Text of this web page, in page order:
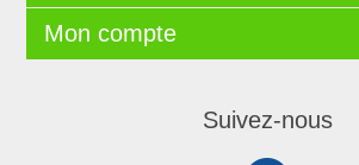
Mon compte
Suivez-nous